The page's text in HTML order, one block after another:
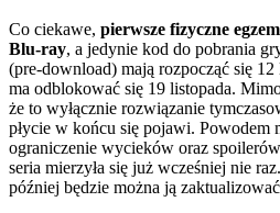
Co ciekawe, pierwsze fizyczne
Blu-ray, a jedynie kod do pobrania
(pre-download) mają rozpocząć się
ma odblokować się 19 listopada.
że to wyłącznie rozwiązanie
płycie w końcu się pojawi. Powodem
ograniczenie wycieków oraz
seria mierzyła się już wcześniej nie
później będzie można ją